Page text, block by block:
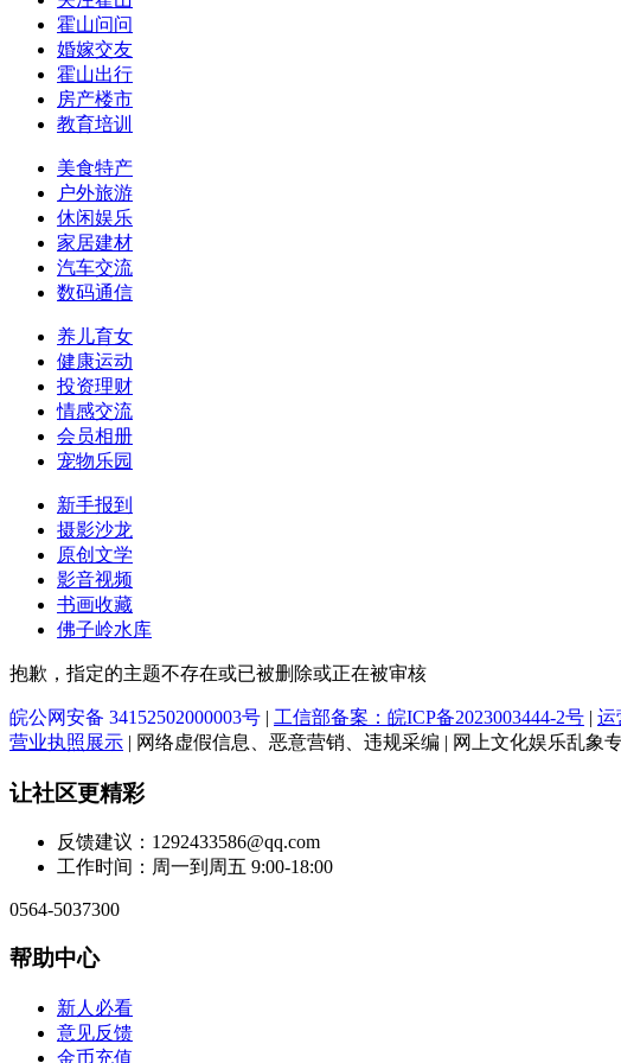
霍山问问
婚嫁交友
霍山出行
房产楼市
教育培训
美食特产
户外旅游
休闲娱乐
家居建材
汽车交流
数码通信
养儿育女
健康运动
投资理财
情感交流
会员相册
宠物乐园
新手报到
摄影沙龙
原创文学
影音视频
书画收藏
佛子岭水库
抱歉，指定的主题不存在或已被删除或正在被审核
皖公网安备 34152502000003号 | 工信部备案：皖ICP备2023003444-2号 | 运
营业执照展示 | 网络虚假信息、恶意营销、违规采编 | 网上文化娱乐乱象
让社区更精彩
反馈建议：1292433586@qq.com
工作时间：周一到周五 9:00-18:00
0564-5037300
帮助中心
新人必看
意见反馈
金币充值